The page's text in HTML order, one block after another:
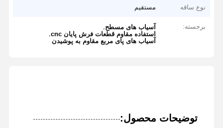
نوع ساقه مستقیم
برجسته: آسیاب های مسطح,
استفاده مقاوم قطعات فرش پایان cnc
,
آسیاب های پای مربع مقاوم به پوشیدن
توضیحات محصول: